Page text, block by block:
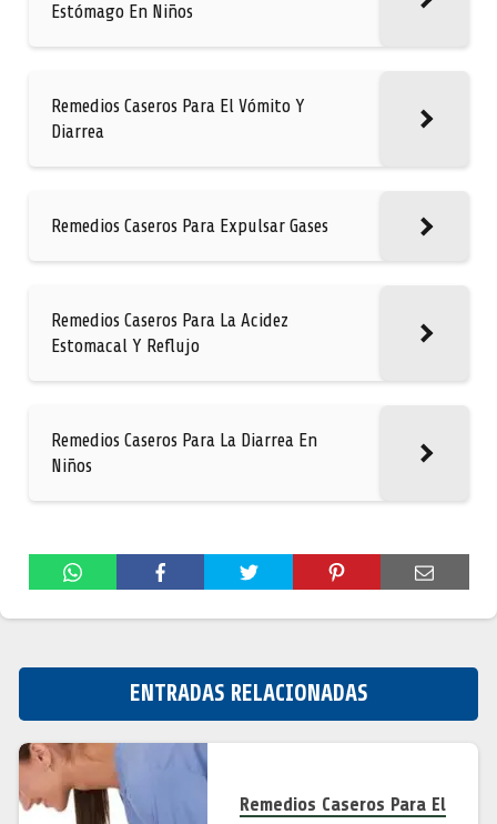
Estómago En Niños
Remedios Caseros Para El Vómito Y
Diarrea
Remedios Caseros Para Expulsar Gases
Remedios Caseros Para La Acidez
Estomacal Y Reflujo
Remedios Caseros Para La Diarrea En
Niños
ENTRADAS RELACIONADAS
Remedios Caseros Para El